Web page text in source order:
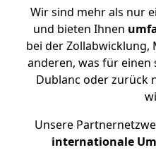
Wir sind mehr als nur
und bieten Ihnen
bei der Zollabwicklung,
anderen, was für
Dublanc oder zurück
Unsere
internationale